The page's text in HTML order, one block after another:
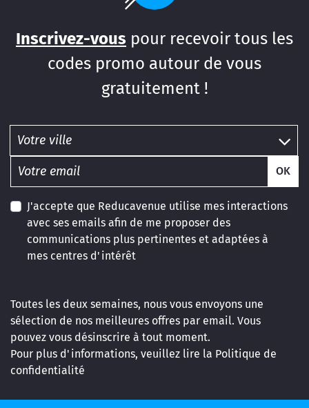
Inscrivez-vous pour recevoir tous les
codes promo autour de vous
gratuitement !
OK
J'accepte que Reducavenue utilise mes interactions
avec ses emails afin de me proposer des
communications plus pertinentes et adaptées à
mes centres d'intérêt
Toutes les deux semaines, nous vous envoyons une
sélection de nos meilleures offres par email. Vous
pouvez vous désinscrire à tout moment.
Pour plus d'informations, veuillez lire la Politique de
confidentialité